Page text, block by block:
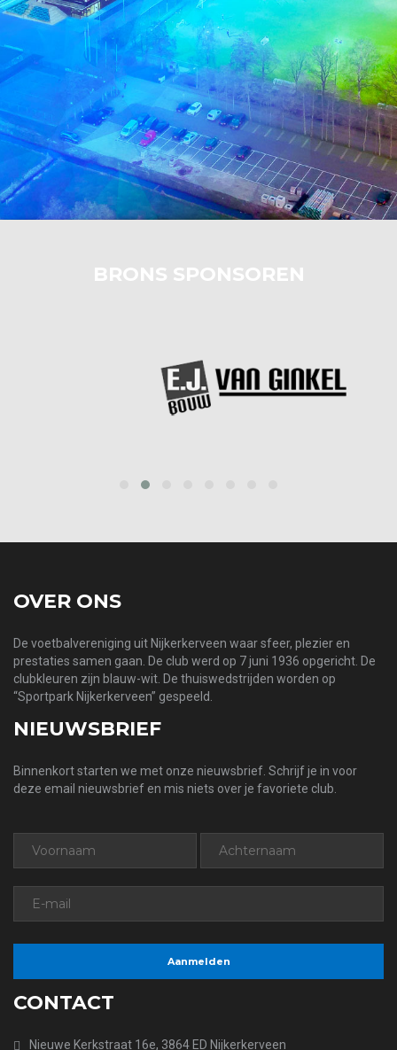
BRONS SPONSOREN
OVER ONS
De voetbalvereniging uit Nijkerkerveen waar sfeer, plezier en
prestaties samen gaan. De club werd op 7 juni 1936 opgericht. De
clubkleuren zijn blauw-wit. De thuiswedstrijden worden op
“Sportpark Nijkerkerveen” gespeeld.
NIEUWSBRIEF
Binnenkort starten we met onze nieuwsbrief. Schrijf je in voor
deze email nieuwsbrief en mis niets over je favoriete club.
CONTACT
Nieuwe Kerkstraat 16e, 3864 ED Nijkerkerveen